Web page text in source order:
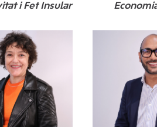
i Fet Insular